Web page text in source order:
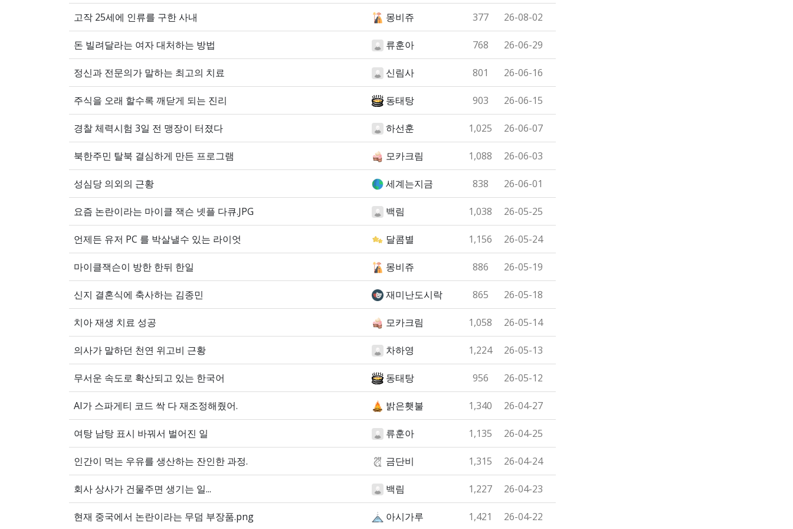
고작 25세에 인류를 구한 사내 몽비쥬 377 26-08-02
돈 빌려달라는 여자 대처하는 방법 류훈아 768 26-06-29
정신과 전문의가 말하는 최고의 치료 신림사 801 26-06-16
주식을 오래 할수록 깨닫게 되는 진리 동태탕 903 26-06-15
경찰 체력시험 3일 전 맹장이 터졌다 하선훈 1,025 26-06-07
북한주민 탈북 결심하게 만든 프로그램 모카크림 1,088 26-06-03
성심당 의외의 근황 세계는지금 838 26-06-01
요즘 논란이라는 마이클 잭슨 넷플 다큐.JPG 백림 1,038 26-05-25
언제든 유저 PC 를 박살낼수 있는 라이엇 달콤별 1,156 26-05-24
마이클잭슨이 방한 한뒤 한일 몽비쥬 886 26-05-19
신지 결혼식에 축사하는 김종민 재미난도시락 865 26-05-18
치아 재생 치료 성공 모카크림 1,058 26-05-14
의사가 말하던 천연 위고비 근황 차하영 1,224 26-05-13
무서운 속도로 확산되고 있는 한국어 동태탕 956 26-05-12
AI가 스파게티 코드 싹 다 재조정해줬어. 밝은횃불 1,340 26-04-27
여탕 남탕 표시 바꿔서 벌어진 일 류훈아 1,135 26-04-25
인간이 먹는 우유를 생산하는 잔인한 과정. 금단비 1,315 26-04-24
회사 상사가 건물주면 생기는 일... 백림 1,227 26-04-23
현재 중국에서 논란이라는 무덤 부장품.png 아시가루 1,421 26-04-22